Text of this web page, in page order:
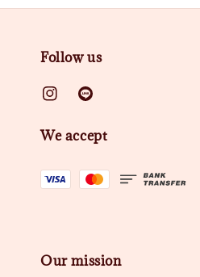
Follow us
We accept
Our mission